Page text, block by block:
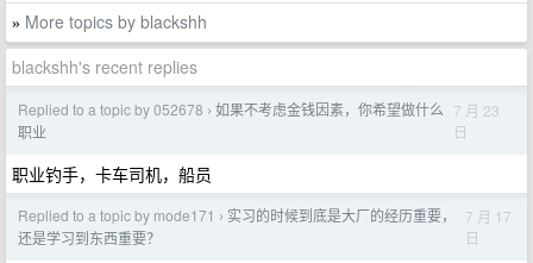
» More topics by blackshh
blackshh's recent replies
Replied to a topic by 052678 › 如果不考虑金钱因素，你希望做什么
职业
7 月 23
日
职业钓手，卡车司机，船员
Replied to a topic by mode171 › 实习的时候到底是大厂的经历重要，
还是学习到东西重要？
7 月 17
日